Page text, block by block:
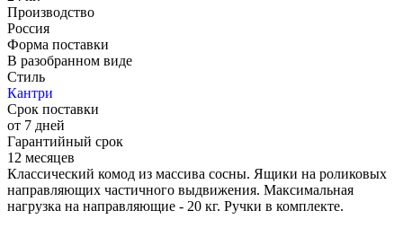
Производство
Россия
Форма поставки
В разобранном виде
Стиль
Кантри
Срок поставки
от 7 дней
Гарантийный срок
12 месяцев
Классический комод из массива сосны. Ящики на роликовых
направляющих частичного выдвижения. Максимальная
нагрузка на направляющие - 20 кг. Ручки в комплекте.